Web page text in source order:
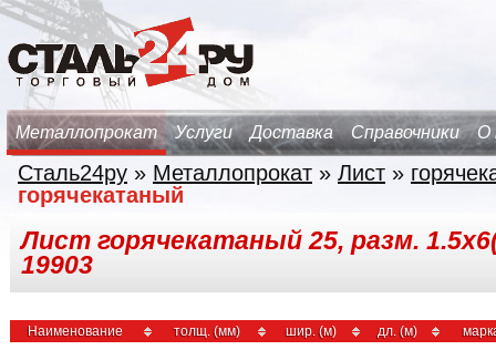
Металлопрокат Услуги Доставка Справочники О
Сталь24ру » Металлопрокат » Лист »
горячекатаный
Лист горячекатаный 25, разм.
19903
Наименование толщ. (мм) шир. (м) дл. (м)